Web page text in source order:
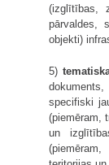
(izglītības,
pārvaldes,
objekti)
5)
specifiski
(piemēram,
un